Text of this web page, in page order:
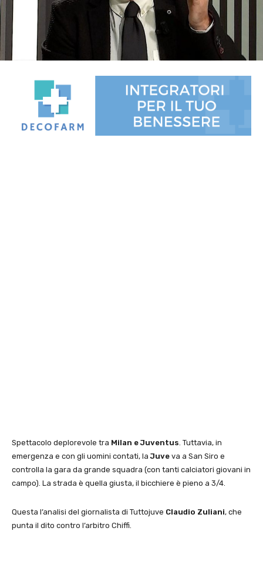
Spettacolo deplorevole tra Milan e Juventus. Tuttavia, in
emergenza e con gli uomini contati, laJuve va a San Siro e
controlla la gara da grande squadra (con tanti calciatori giovani in
campo). La strada è quella giusta, il bicchiere è pieno a 3/4.
Questa l’analisi del giornalista di Tuttojuve Claudio Zuliani, che
punta il dito contro l’arbitro Chiffi.